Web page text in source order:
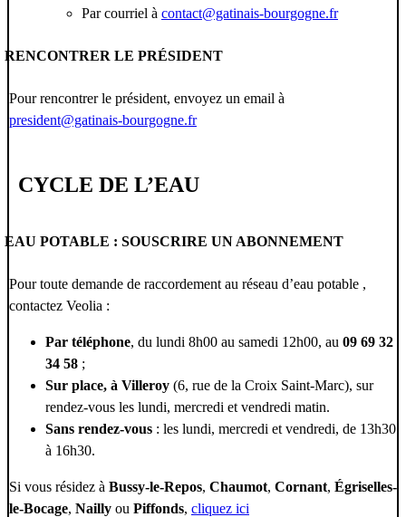
Par courriel à contact@gatinais-bourgogne.fr
RENCONTRER LE PRÉSIDENT
Pour rencontrer le président, envoyez un email à
president@gatinais-bourgogne.fr
CYCLE DE L’EAU
EAU POTABLE : SOUSCRIRE UN ABONNEMENT
Pour toute demande de raccordement au réseau d’eau potable ,
contactez Veolia :
Par téléphone, du lundi 8h00 au samedi 12h00, au 09 69 32
34 58 ;
Sur place, à Villeroy (6, rue de la Croix Saint-Marc), sur
rendez-vous les lundi, mercredi et vendredi matin.
Sans rendez-vous : les lundi, mercredi et vendredi, de 13h30
à 16h30.
Si vous résidez à Bussy-le-Repos, Chaumot, Cornant, Égriselles-
le-Bocage, Nailly ou Piffonds, cliquez ici